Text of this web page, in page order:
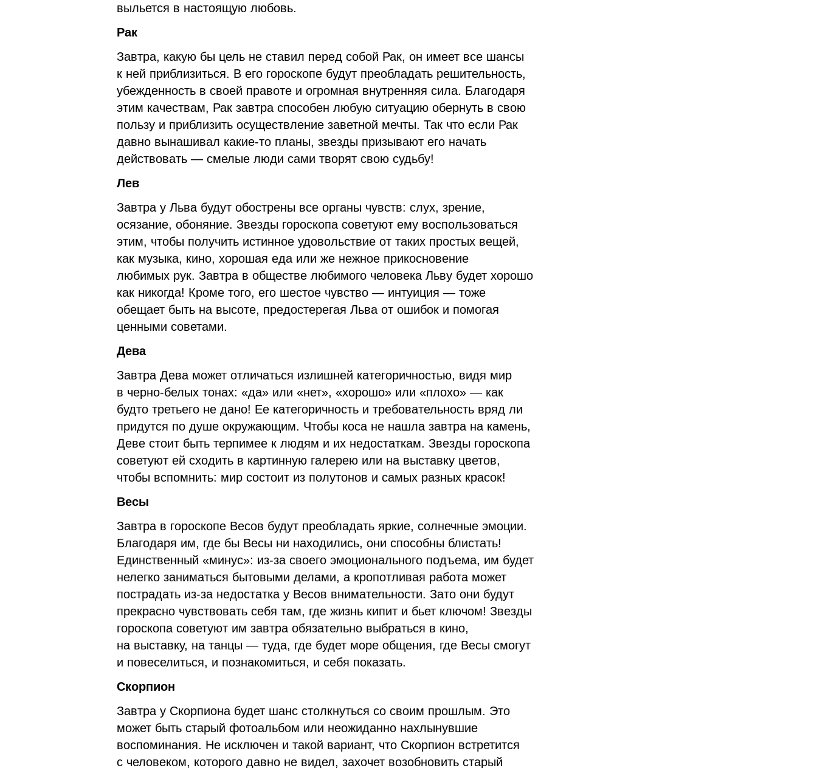
выльется в настоящую любовь.
Рак
Завтра, какую бы цель не ставил перед собой Рак, он имеет все шансы
к ней приблизиться. В его гороскопе будут преобладать решительность,
убежденность в своей правоте и огромная внутренняя сила. Благодаря
этим качествам, Рак завтра способен любую ситуацию обернуть в свою
пользу и приблизить осуществление заветной мечты. Так что если Рак
давно вынашивал какие-то планы, звезды призывают его начать
действовать — смелые люди сами творят свою судьбу!
Лев
Завтра у Льва будут обострены все органы чувств: слух, зрение,
осязание, обоняние. Звезды гороскопа советуют ему воспользоваться
этим, чтобы получить истинное удовольствие от таких простых вещей,
как музыка, кино, хорошая еда или же нежное прикосновение
любимых рук. Завтра в обществе любимого человека Льву будет хорошо
как никогда! Кроме того, его шестое чувство — интуиция — тоже
обещает быть на высоте, предостерегая Льва от ошибок и помогая
ценными советами.
Дева
Завтра Дева может отличаться излишней категоричностью, видя мир
в черно-белых тонах: «да» или «нет», «хорошо» или «плохо» — как
будто третьего не дано! Ее категоричность и требовательность вряд ли
придутся по душе окружающим. Чтобы коса не нашла завтра на камень,
Деве стоит быть терпимее к людям и их недостаткам. Звезды гороскопа
советуют ей сходить в картинную галерею или на выставку цветов,
чтобы вспомнить: мир состоит из полутонов и самых разных красок!
Весы
Завтра в гороскопе Весов будут преобладать яркие, солнечные эмоции.
Благодаря им, где бы Весы ни находились, они способны блистать!
Единственный «минус»: из-за своего эмоционального подъема, им будет
нелегко заниматься бытовыми делами, а кропотливая работа может
пострадать из-за недостатка у Весов внимательности. Зато они будут
прекрасно чувствовать себя там, где жизнь кипит и бьет ключом! Звезды
гороскопа советуют им завтра обязательно выбраться в кино,
на выставку, на танцы — туда, где будет море общения, где Весы смогут
и повеселиться, и познакомиться, и себя показать.
Скорпион
Завтра у Скорпиона будет шанс столкнуться со своим прошлым. Это
может быть старый фотоальбом или неожиданно нахлынувшие
воспоминания. Не исключен и такой вариант, что Скорпион встретится
с человеком, которого давно не видел, захочет возобновить старый